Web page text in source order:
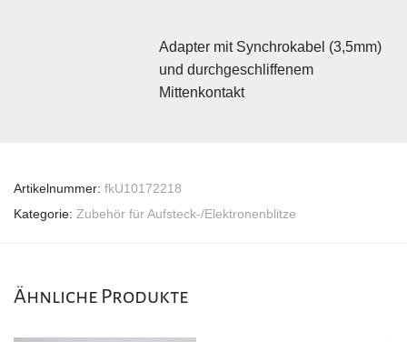
Adapter mit Synchrokabel (3,5mm)
und durchgeschliffenem
Mittenkontakt
Artikelnummer: fkU10172218
Kategorie: Zubehör für Aufsteck-/Elektronenblitze
Ähnliche Produkte